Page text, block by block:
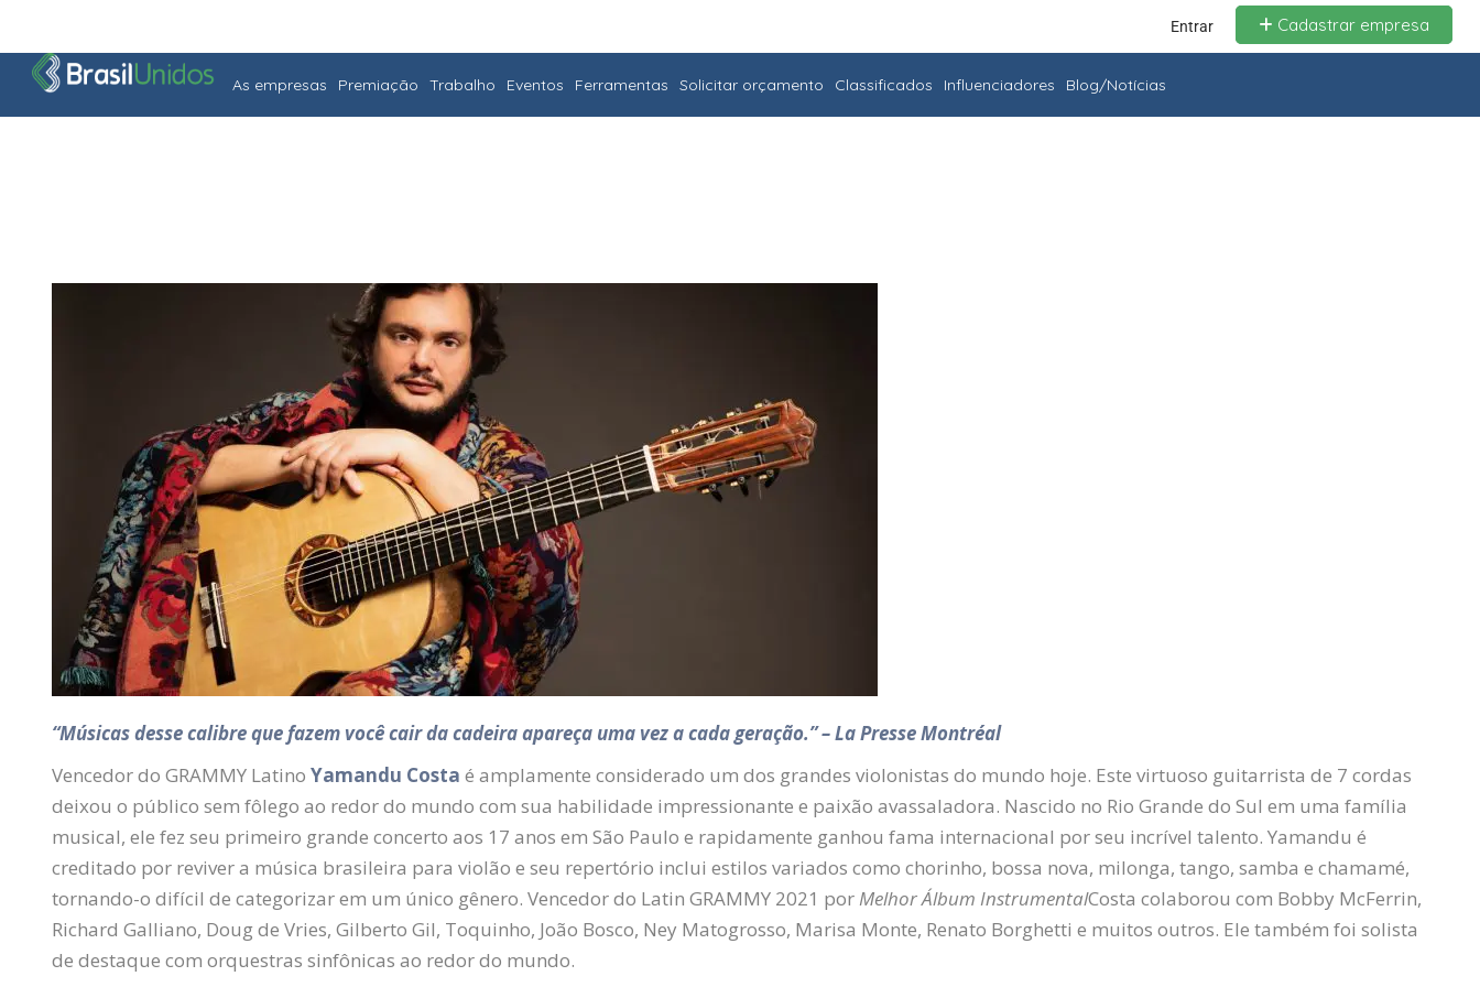
Entrar Cadastrar empresa
As empresas Premiação Trabalho Eventos Ferramentas Solicitar orçamento Classificados Influenciadores Blog/Notícias
“Músicas desse calibre que fazem você cair da cadeira apareça uma vez a cada geração.” – La Presse Montréal
Vencedor do GRAMMY Latino Yamandu Costa é amplamente considerado um dos grandes violonistas do mundo hoje. Este virtuoso guitarrista de 7 cordas
deixou o público sem fôlego ao redor do mundo com sua habilidade impressionante e paixão avassaladora. Nascido no Rio Grande do Sul em uma família
musical, ele fez seu primeiro grande concerto aos 17 anos em São Paulo e rapidamente ganhou fama internacional por seu incrível talento. Yamandu é
creditado por reviver a música brasileira para violão e seu repertório inclui estilos variados como chorinho, bossa nova, milonga, tango, samba e chamamé,
tornando-o difícil de categorizar em um único gênero. Vencedor do Latin GRAMMY 2021 porMelhor Álbum InstrumentalCosta colaborou com Bobby McFerrin,
Richard Galliano, Doug de Vries, Gilberto Gil, Toquinho, João Bosco, Ney Matogrosso, Marisa Monte, Renato Borghetti e muitos outros. Ele também foi solista
de destaque com orquestras sinfônicas ao redor do mundo.